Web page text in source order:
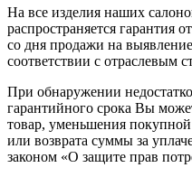
На все изделия наших
распространяется гарантия
со дня продажи на
соответствии с отраслевым
При обнаружении
гарантийного срока Вы
товар, уменьшения
или возврата суммы за
законом «О защите прав